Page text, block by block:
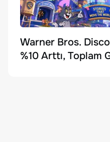
Warner Bros.
%10 Arttı, Toplam